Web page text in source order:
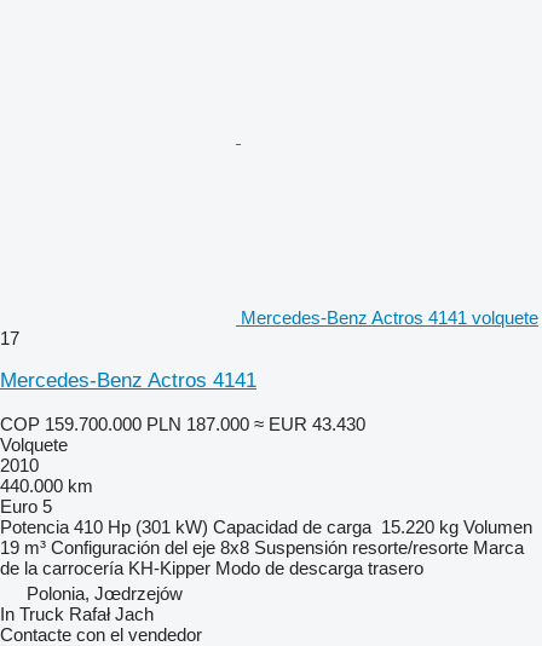
Mercedes-Benz Actros 4141 volquete
17
Mercedes-Benz Actros 4141
COP 159.700.000 PLN 187.000 ≈ EUR 43.430
Volquete
2010
440.000 km
Euro 5
Potencia 410 Hp (301 kW) Capacidad de carga 15.220 kg Volumen
19 m³ Configuración del eje 8x8 Suspensión resorte/resorte Marca
de la carrocería KH-Kipper Modo de descarga trasero
Polonia, Jœdrzejów
In Truck Rafał Jach
Contacte con el vendedor